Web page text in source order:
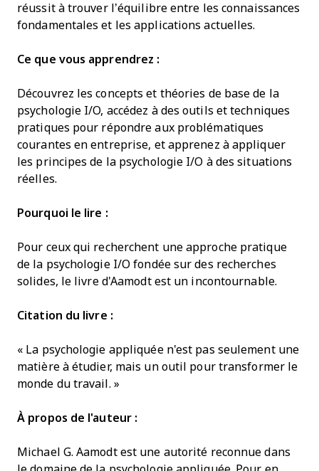
réussit à trouver l’équilibre entre les connaissances
fondamentales et les applications actuelles.
Ce que vous apprendrez :
Découvrez les concepts et théories de base de la
psychologie I/O, accédez à des outils et techniques
pratiques pour répondre aux problématiques
courantes en entreprise, et apprenez à appliquer
les principes de la psychologie I/O à des situations
réelles.
Pourquoi le lire :
Pour ceux qui recherchent une approche pratique
de la psychologie I/O fondée sur des recherches
solides, le livre d'Aamodt est un incontournable.
Citation du livre :
« La psychologie appliquée n'est pas seulement une
matière à étudier, mais un outil pour transformer le
monde du travail. »
À propos de l'auteur :
Michael G. Aamodt est une autorité reconnue dans